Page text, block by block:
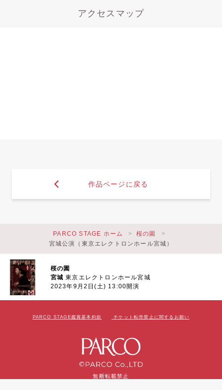
アクセスマップ
作品ページに戻る
桜の園
宮城東京エレクトロンホール宮城
2023年9月2日(土) 13:00開演
PARCO STAGE ホーム
桜の園
宮城公演（東京エレクトロンホール宮城）
PARCO STAGE鑑賞基本約款 チケット転売禁止に関するお願い
無断転載禁止